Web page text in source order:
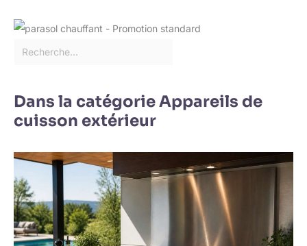
Dans la catégorie Appareils de
cuisson extérieur